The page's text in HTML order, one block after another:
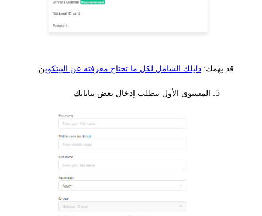
قد يهمك: دليلك الشامل لكل ما تحتاج معرفته عن البيتكوين
المستوى الأول يتطلب إدخال بعض بياناتك